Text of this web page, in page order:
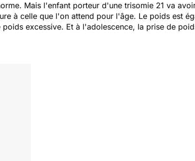
Mais l'enfant porteur d'une trisomie 21 va
à celle que l'on attend pour l'âge. Le poids est
excessive. Et à l'adolescence, la prise de